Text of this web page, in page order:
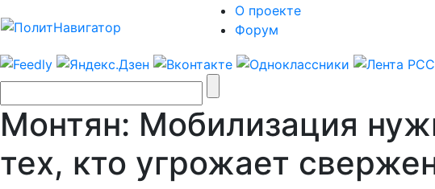
О проекте
Форум
Монтян: Мобилизация
тех, кто угрожает